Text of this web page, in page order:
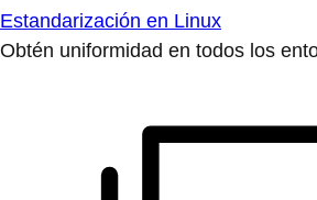
Estandarización en Linux
Obtén uniformidad en todos los